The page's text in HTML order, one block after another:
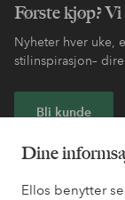
Dine
Ellos benytter
Første kjøp?
Nyheter hver uke,
stilinspirasjon–
Bli kunde
* Se tilbudsvilkår ved